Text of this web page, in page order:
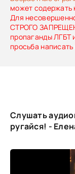
может содержать
Для
СТРОГО
пропаганды ЛГБТ
просьба
Слушать
ругайся! -